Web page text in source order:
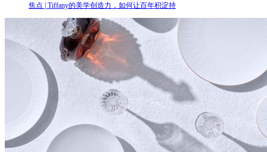
焦点 | Tiffany的美学创造力，如何让百年积淀持